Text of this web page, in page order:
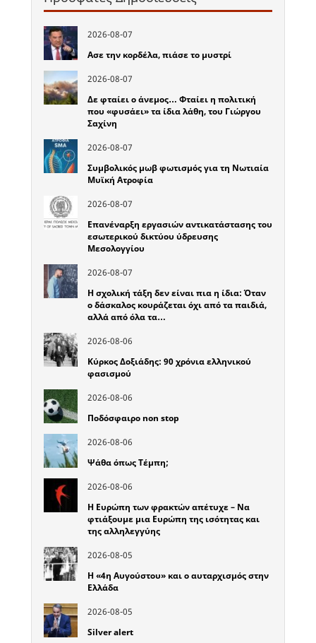
2026-08-07
Ασε την κορδέλα, πιάσε το μυστρί
2026-08-07
Δε φταίει ο άνεμος… Φταίει η πολιτική
που «φυσάει» τα ίδια λάθη, του Γιώργου
Σαχίνη
2026-08-07
Συμβολικός μωβ φωτισμός για τη Νωτιαία
Μυϊκή Ατροφία
2026-08-07
Επανέναρξη εργασιών αντικατάστασης του
εσωτερικού δικτύου ύδρευσης
Μεσολογγίου
2026-08-07
Η σχολική τάξη δεν είναι πια η ίδια: Όταν
ο δάσκαλος κουράζεται όχι από τα παιδιά,
αλλά από όλα τα…
2026-08-06
Κύρκος Δοξιάδης: 90 χρόνια ελληνικού
φασισμού
2026-08-06
Ποδόσφαιρο non stop
2026-08-06
Ψάθα όπως Τέμπη;
2026-08-06
Η Ευρώπη των φρακτών απέτυχε – Να
φτιάξουμε μια Ευρώπη της ισότητας και
της αλληλεγγύης
2026-08-05
Η «4η Αυγούστου» και ο αυταρχισμός στην
Ελλάδα
2026-08-05
Silver alert